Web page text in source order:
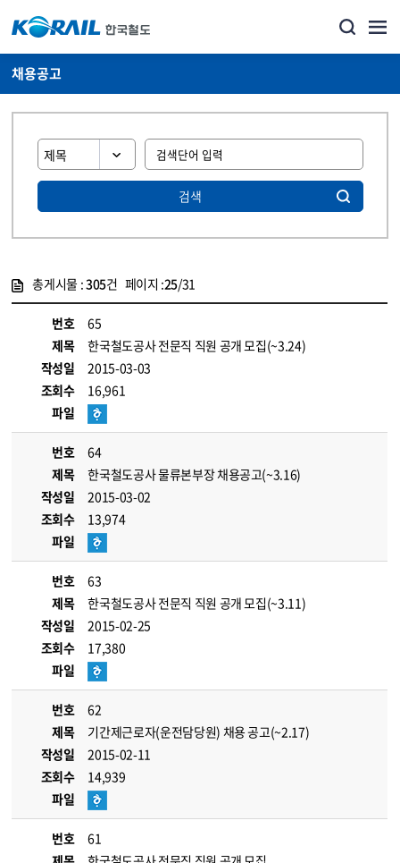
채용공고
검색
총게시물 :305건 페이지 :25/31
번호
65
제목
한국철도공사 전문직 직원 공개 모집(~3.24)
작성일
2015-03-03
조회수
16,961
파일
번호
64
제목
한국철도공사 물류본부장 채용공고(~3.16)
작성일
2015-03-02
조회수
13,974
파일
번호
63
제목
한국철도공사 전문직 직원 공개 모집(~3.11)
작성일
2015-02-25
조회수
17,380
파일
번호
62
제목
기간제근로자(운전담당원) 채용 공고(~2.17)
작성일
2015-02-11
조회수
14,939
파일
번호
61